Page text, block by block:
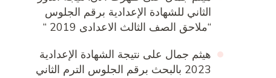
الثاني للشهادة الإعدادية برقم الجلوس
“ملاحق الصف الثالث الاعدادى 2019 “
هيثم جمال على نتيجة الشهادة الإعدادية
2023 بالبحث برقم الجلوس الترم الثاني